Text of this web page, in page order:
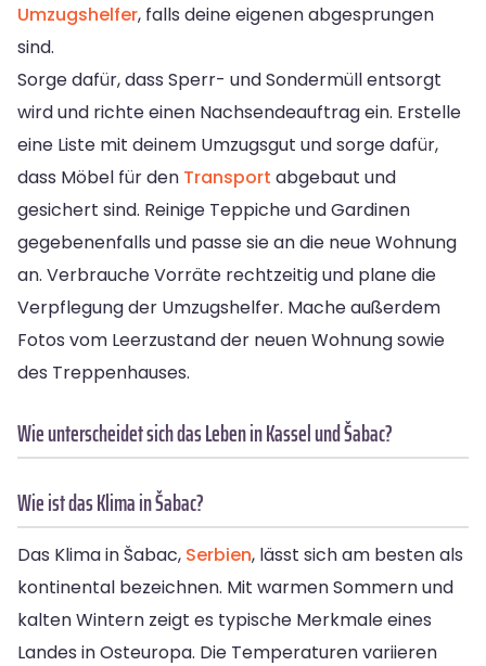
Umzugshelfer, falls deine eigenen abgesprungen
sind.
Sorge dafür, dass Sperr- und Sondermüll entsorgt
wird und richte einen Nachsendeauftrag ein. Erstelle
eine Liste mit deinem Umzugsgut und sorge dafür,
dass Möbel für den Transport abgebaut und
gesichert sind. Reinige Teppiche und Gardinen
gegebenenfalls und passe sie an die neue Wohnung
an. Verbrauche Vorräte rechtzeitig und plane die
Verpflegung der Umzugshelfer. Mache außerdem
Fotos vom Leerzustand der neuen Wohnung sowie
des Treppenhauses.
Wie unterscheidet sich das Leben in Kassel und Šabac?
Wie ist das Klima in Šabac?
Das Klima in Šabac, Serbien, lässt sich am besten als
kontinental bezeichnen. Mit warmen Sommern und
kalten Wintern zeigt es typische Merkmale eines
Landes in Osteuropa. Die Temperaturen variieren